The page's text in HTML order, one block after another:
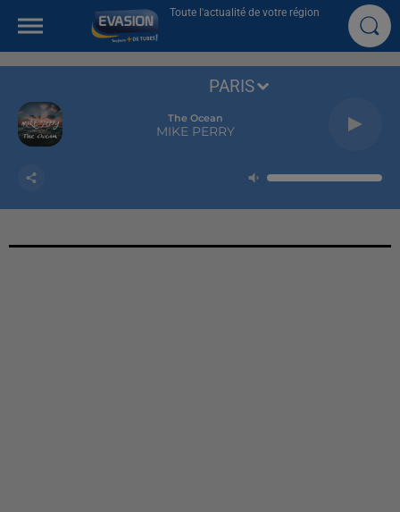
Toute l'actualité de votre région
The Ocean
MIKE PERRY
PARIS